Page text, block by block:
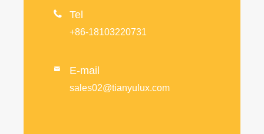
 Tel
+86-18103220731
 E-mail
sales02@tianyulux.com